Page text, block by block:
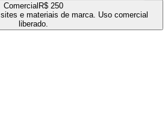
Comercial R$ 250
e materiais de marca. Uso comercial
liberado.